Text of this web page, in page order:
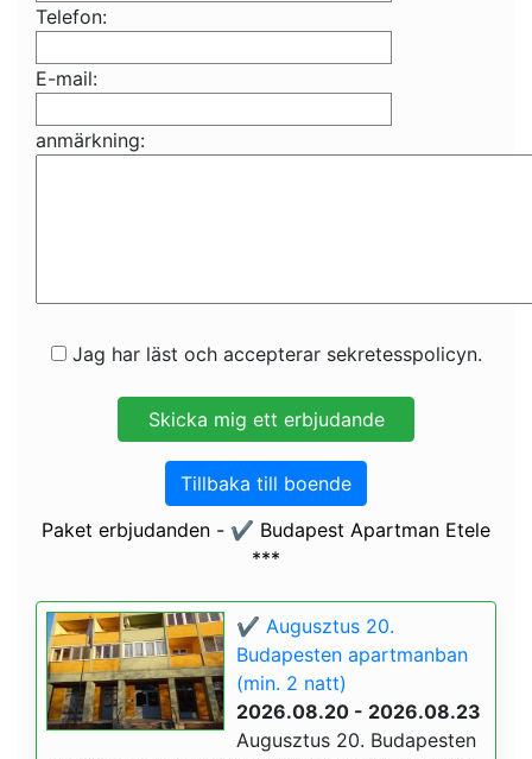
Telefon:
E-mail:
anmärkning:
Jag har läst och accepterar sekretesspolicyn.
Tillbaka till boende
Paket erbjudanden - ✔️ Budapest Apartman Etele
***
✔️ Augusztus 20.
Budapesten apartmanban
(min. 2 natt)
2026.08.20 - 2026.08.23
Augusztus 20. Budapesten